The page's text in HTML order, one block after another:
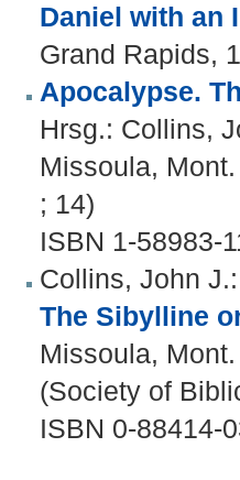
Daniel with an
Grand Rapids,
Apocalypse.
Hrsg.: Collins,
Missoula,
; 14)
ISBN 1-58983-
Collins, John J.:
The Sibylline
Missoula,
(Society of
ISBN 0-88414-